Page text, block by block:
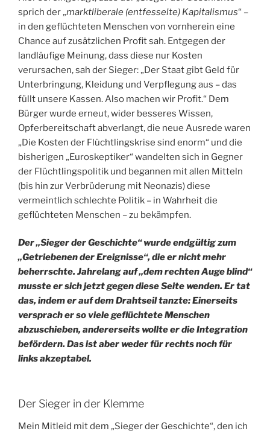
sprich der „marktliberale (entfesselte) Kapitalismus“ –
in den geflüchteten Menschen von vornherein eine
Chance auf zusätzlichen Profit sah. Entgegen der
landläufige Meinung, dass diese nur Kosten
verursachen, sah der Sieger: „Der Staat gibt Geld für
Unterbringung, Kleidung und Verpflegung aus – das
füllt unsere Kassen. Also machen wir Profit.“ Dem
Bürger wurde erneut, wider besseres Wissen,
Opferbereitschaft abverlangt, die neue Ausrede waren
„Die Kosten der Flüchtlingskrise sind enorm“ und die
bisherigen „Euroskeptiker“ wandelten sich in Gegner
der Flüchtlingspolitik und begannen mit allen Mitteln
(bis hin zur Verbrüderung mit Neonazis) diese
vermeintlich schlechte Politik – in Wahrheit die
geflüchteten Menschen – zu bekämpfen.
Der „Sieger der Geschichte“ wurde endgültig zum
„Getriebenen der Ereignisse“, die er nicht mehr
beherrschte. Jahrelang auf „dem rechten Auge blind“
musste er sich jetzt gegen diese Seite wenden. Er tat
das, indem er auf dem Drahtseil tanzte: Einerseits
versprach er so viele geflüchtete Menschen
abzuschieben, andererseits wollte er die Integration
befördern. Das ist aber weder für rechts noch für
links akzeptabel.
Der Sieger in der Klemme
Mein Mitleid mit dem „Sieger der Geschichte“, den ich